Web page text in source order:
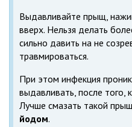
Выдавливайте прыщ,
вверх. Нельзя делать
сильно давить на не
травмироваться.
При этом инфекция
выдавливать, после того,
Лучше смазать такой прыщ
йодом.